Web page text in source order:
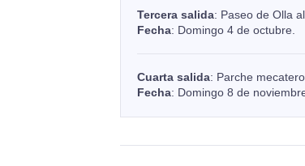
Tercera salida: Paseo de Olla
Fecha: Domingo 4 de octubre.
Cuarta salida: Parche mecatero.
Fecha: Domingo 8 de